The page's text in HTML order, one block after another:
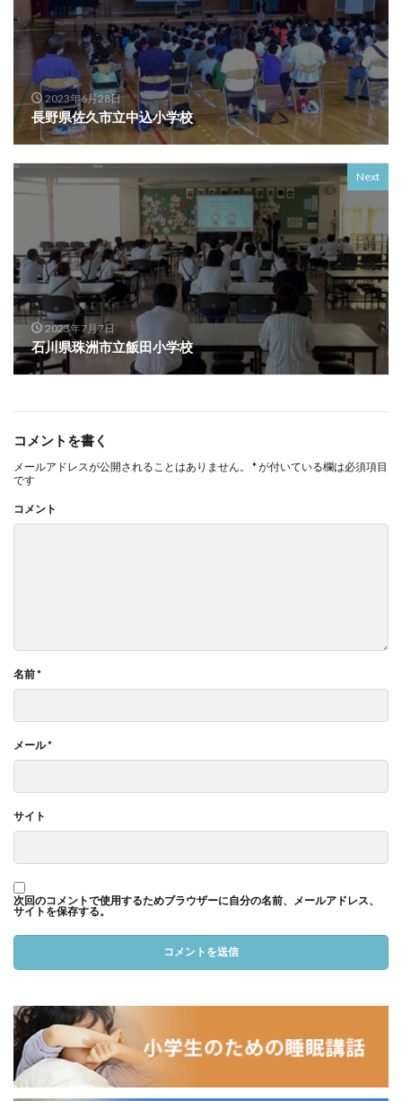
2023年6月28日
長野県佐久市立中込小学校
Next
2023年7月7日
石川県珠洲市立飯田小学校
コメントを書く
メールアドレスが公開されることはありません。 *が付いている欄は必須項目
です
コメント
名前*
メール*
サイト
次回のコメントで使用するためブラウザーに自分の名前、メールアドレス、
サイトを保存する。